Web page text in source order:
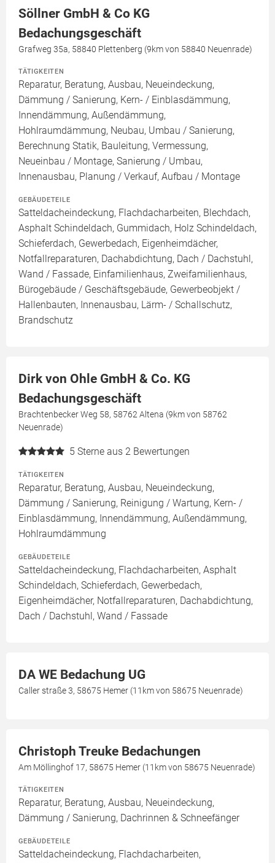
Söllner GmbH & Co KG
Bedachungsgeschäft
Grafweg 35a, 58840 Plettenberg (9km von 58840 Neuenrade)
TÄTIGKEITEN
Reparatur, Beratung, Ausbau, Neueindeckung,
Dämmung / Sanierung, Kern- / Einblasdämmung,
Innendämmung, Außendämmung,
Hohlraumdämmung, Neubau, Umbau / Sanierung,
Berechnung Statik, Bauleitung, Vermessung,
Neueinbau / Montage, Sanierung / Umbau,
Innenausbau, Planung / Verkauf, Aufbau / Montage
GEBÄUDETEILE
Satteldacheindeckung, Flachdacharbeiten, Blechdach,
Asphalt Schindeldach, Gummidach, Holz Schindeldach,
Schieferdach, Gewerbedach, Eigenheimdächer,
Notfallreparaturen, Dachabdichtung, Dach / Dachstuhl,
Wand / Fassade, Einfamilienhaus, Zweifamilienhaus,
Bürogebäude / Geschäftsgebäude, Gewerbeobjekt /
Hallenbauten, Innenausbau, Lärm- / Schallschutz,
Brandschutz
Dirk von Ohle GmbH & Co. KG
Bedachungsgeschäft
Brachtenbecker Weg 58, 58762 Altena (9km von 58762
Neuenrade)
5 Sterne aus 2 Bewertungen
TÄTIGKEITEN
Reparatur, Beratung, Ausbau, Neueindeckung,
Dämmung / Sanierung, Reinigung / Wartung, Kern- /
Einblasdämmung, Innendämmung, Außendämmung,
Hohlraumdämmung
GEBÄUDETEILE
Satteldacheindeckung, Flachdacharbeiten, Asphalt
Schindeldach, Schieferdach, Gewerbedach,
Eigenheimdächer, Notfallreparaturen, Dachabdichtung,
Dach / Dachstuhl, Wand / Fassade
DA WE Bedachung UG
Caller straße 3, 58675 Hemer (11km von 58675 Neuenrade)
Christoph Treuke Bedachungen
Am Möllinghof 17, 58675 Hemer (11km von 58675 Neuenrade)
TÄTIGKEITEN
Reparatur, Beratung, Ausbau, Neueindeckung,
Dämmung / Sanierung, Dachrinnen & Schneefänger
GEBÄUDETEILE
Satteldacheindeckung, Flachdacharbeiten,